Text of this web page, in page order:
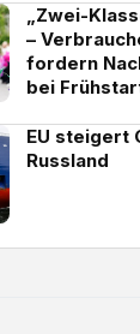
„Zwei-
–
fordern
bei
EU steigert
Russland